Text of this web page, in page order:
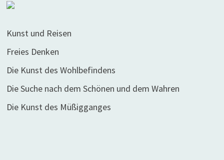
Kunst und Reisen
Freies Denken
Die Kunst des Wohlbefindens
Die Suche nach dem Schönen und dem Wahren
Die Kunst des Müßigganges